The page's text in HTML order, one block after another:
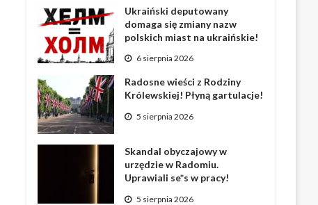
Ukraiński deputowany
domaga się zmiany nazw
polskich miast na ukraińskie!
6 sierpnia 2026
Radosne wieści z Rodziny
Królewskiej! Płyną gartulacje!
5 sierpnia 2026
Skandal obyczajowy w
urzędzie w Radomiu.
Uprawiali se*s w pracy!
5 sierpnia 2026